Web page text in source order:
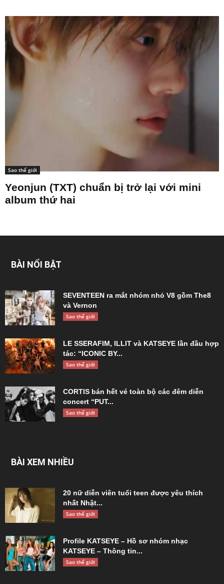
Sao thế giới
Yeonjun (TXT) chuẩn bị trở lại với mini
album thứ hai
BÀI NỔI BẬT
SEVENTEEN ra mắt nhóm nhỏ V8 gồm The8
và Vernon
Sao thế giới
LE SSERAFIM, ILLIT và KATSEYE lần đầu hợp
tác: “ICONIC BY...
Sao thế giới
CORTIS bán hết vé toàn bộ các đêm diễn
concert “PUT...
Sao thế giới
BÀI XEM NHIỀU
20 nữ diễn viên tuổi teen được yêu thích
nhất Nhật...
Sao thế giới
Profile KATSEYE – Hồ sơ nhóm nhạc
KATSEYE – Thông tin...
Sao thế giới